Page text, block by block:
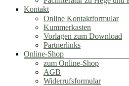
Kontakt
Online Kontaktformular
Kummerkasten
Vorlagen zum Download
Partnerlinks
Online-Shop
zum Online-Shop
AGB
Widerrufsformular